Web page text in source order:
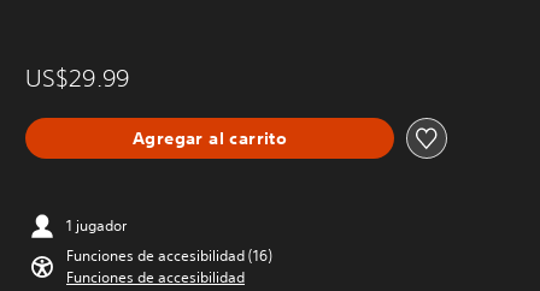
US$29.99
Agregar al carrito
1 jugador
Funciones de accesibilidad (16)
Funciones de accesibilidad